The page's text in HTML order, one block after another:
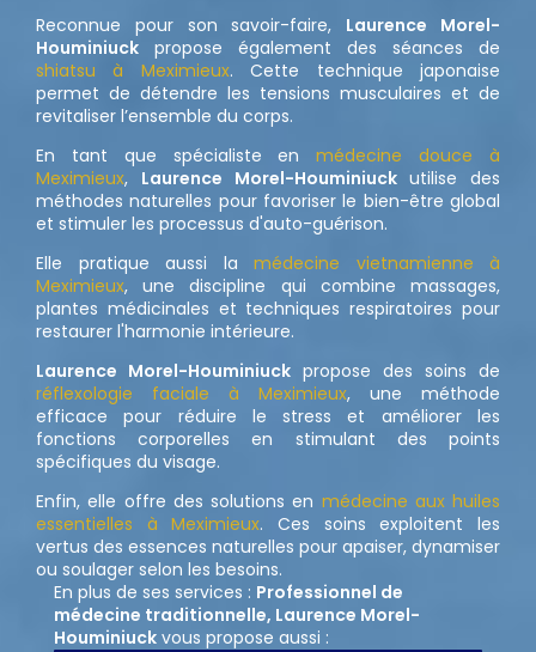
Reconnue pour son savoir-faire, Laurence Morel-
Houminiuck propose également des séances de
shiatsu à Meximieux. Cette technique japonaise
permet de détendre les tensions musculaires et de
revitaliser l’ensemble du corps.
En tant que spécialiste enmédecine douce à
Meximieux, Laurence Morel-Houminiuckutilise des
méthodes naturelles pour favoriser le bien-être global
et stimuler les processus d'auto-guérison.
Elle pratique aussi la médecine vietnamienne à
Meximieux, une discipline qui combine massages,
plantes médicinales et techniques respiratoires pour
restaurer l'harmonie intérieure.
Laurence Morel-Houminiuck propose des soins de
réflexologie faciale à Meximieux, une méthode
efficace pour réduire le stress et améliorer les
fonctions corporelles en stimulant des points
spécifiques du visage.
Enfin, elle offre des solutions en médecine aux huiles
essentielles à Meximieux. Ces soins exploitent les
vertus des essences naturelles pour apaiser, dynamiser
ou soulager selon les besoins.
En plus de ses services : Professionnel de
médecine traditionnelle, Laurence Morel-
Houminiuck vous propose aussi :